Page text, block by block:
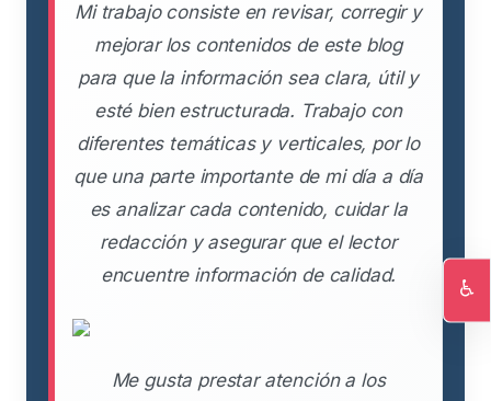
Mi trabajo consiste en revisar, corregir y
mejorar los contenidos de este blog
para que la información sea clara, útil y
esté bien estructurada. Trabajo con
diferentes temáticas y verticales, por lo
que una parte importante de mi día a día
es analizar cada contenido, cuidar la
redacción y asegurar que el lector
encuentre información de calidad.
Me gusta prestar atención a los
♿